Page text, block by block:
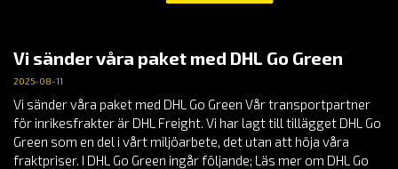
Vi sänder våra paket med DHL Go Green
2025-08-11
Vi sänder våra paket med DHL Go Green Vår transportpartner
för inrikesfrakter är DHL Freight. Vi har lagt till tillägget DHL Go
Green som en del i vårt miljöarbete, det utan att höja våra
fraktpriser. I DHL Go Green ingår följande; Läs mer om DHL Go